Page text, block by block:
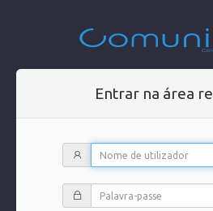
Entrar na área